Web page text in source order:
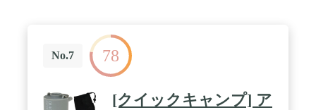
ンプの入口と出口に接続できる5つのノズルが装備
されています。手を解放して時間を節約しましょ
う。 電動ポンプ使用時にノズルが落ちにくいノズル
設計で、操作が簡単です。ビーチ、キャンプ、アウ
トドアパーティーなど、さまざまなアウトドアアク
ティビティに最適です。 / 【幅広い用途】エアポン
No.7 78
[クイックキャンプ] ア